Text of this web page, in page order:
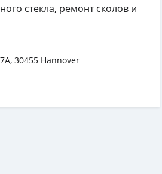
стекла, ремонт сколов и
, 30455 Hannover